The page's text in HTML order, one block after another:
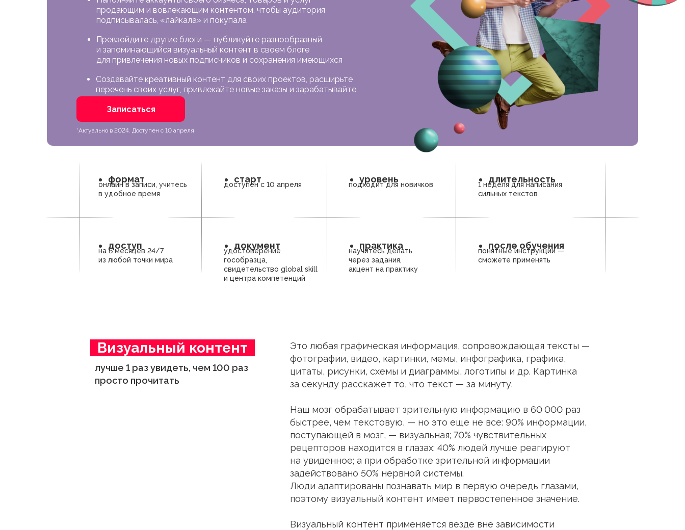
Записаться
1 неделя для написания
сильных текстов
*Актуально в 2024. Доступен с 10 апреля
длительность
понятные инструкции —
сможете применять
после обучения
подходит для новичков
уровень
доступен с 10 апреля
научитесь делать
через задания,
акцент на практику
практика
старт
онлайн в записи, учитесь
в удобное время
удостоверение
гособразца,
свидетельство global skill
и центра компетенций
формат
документ
на 6 месяцев 24/7
из любой точки мира
доступ
продающим и вовлекающим контентом, чтобы аудитория
подписывалась, «лайкала» и покупала
Превзойдите другие блоги — публикуйте разнообразный
и запоминающийся визуальный контент в своем блоге
для привлечения новых подписчиков и сохранения имеющихся
Создавайте креативный контент для своих проектов, расширьте
перечень своих услуг, привлекайте новые заказы и зарабатывайте
Это любая графическая информация, сопровождающая тексты —
фотографии, видео, картинки, мемы, инфографика, графика,
цитаты, рисунки, схемы и диаграммы, логотипы и др. Картинка
за секунду расскажет то, что текст — за минуту.
Наш мозг обрабатывает зрительную информацию в 60 000 раз
быстрее, чем текстовую, — но это еще не все: 90% информации,
поступающей в мозг, — визуальная; 70% чувствительных
рецепторов находится в глазах; 40% людей лучше реагируют
на увиденное; а при обработке зрительной информации
задействовано 50% нервной системы.
Люди адаптированы познавать мир в первую очередь глазами,
поэтому визуальный контент имеет первостепенное значение.
Визуальный контент применяется везде вне зависимости
Визуальный контент
лучше 1 раз увидеть, чем 100 раз
просто прочитать